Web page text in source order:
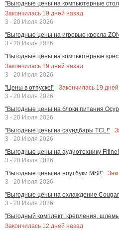
"Выгодные цены на компьютерные
Закончилась 19 дней назад
3 - 20 Июля 2026
"Выгодные цены на игровые кресла
3 - 20 Июля 2026
"Выгодные цены на компьютерные
Закончилась 19 дней назад
3 - 20 Июля 2026
"Цены в отпуске!"
Закончилась 19
3 - 20 Июля 2026
"Выгодные цены на блоки питания
3 - 20 Июля 2026
"Выгодные цены на саундбары TCL!"
3 - 20 Июля 2026
"Выгодные цены на аудиотехнику
3 - 20 Июля 2026
"Выгодные цены на ноутбуки MSI!"
3 - 20 Июля 2026
"Выгодные цены на охлаждение
3 - 20 Июля 2026
"Выгодный комплект: крепления,
Закончилась 12 дней назад